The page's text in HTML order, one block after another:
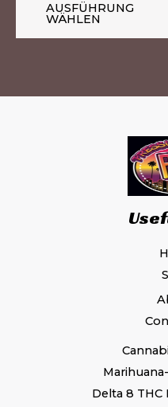
AUSFÜHRUNG
WÄHLEN
Delta 8